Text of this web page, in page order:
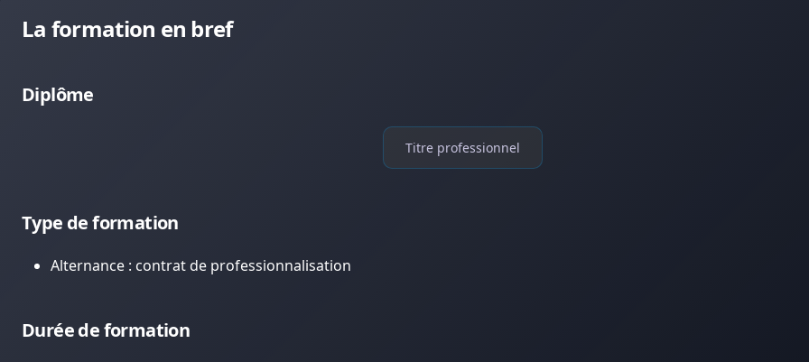
La formation en bref
Diplôme
Titre professionnel
Type de formation
Alternance : contrat de professionnalisation
Durée de formation